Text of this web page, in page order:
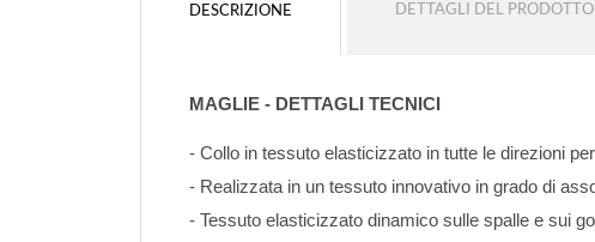
DESCRIZIONE DETTAGLI DEL PRODOTTO
MAGLIE - DETTAGLI TECNICI
- Collo in tessuto elasticizzato in tutte le direzioni
- Realizzata in un tessuto innovativo in grado di
- Tessuto elasticizzato dinamico sulle spalle e sui